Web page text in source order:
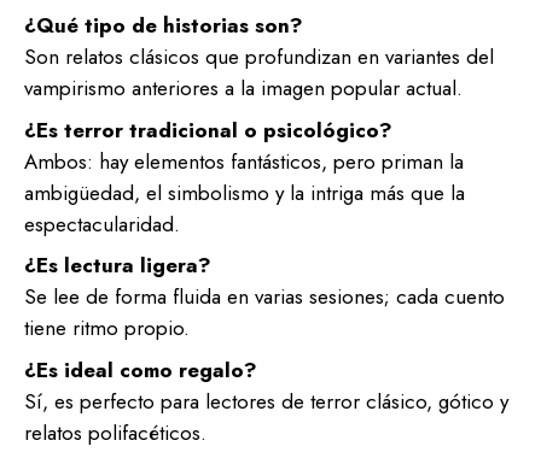
¿Qué tipo de historias son?
Son relatos clásicos que profundizan en variantes del
vampirismo anteriores a la imagen popular actual.
¿Es terror tradicional o psicológico?
Ambos: hay elementos fantásticos, pero priman la
ambigüedad, el simbolismo y la intriga más que la
espectacularidad.
¿Es lectura ligera?
Se lee de forma fluida en varias sesiones; cada cuento
tiene ritmo propio.
¿Es ideal como regalo?
Sí, es perfecto para lectores de terror clásico, gótico y
relatos polifacéticos.